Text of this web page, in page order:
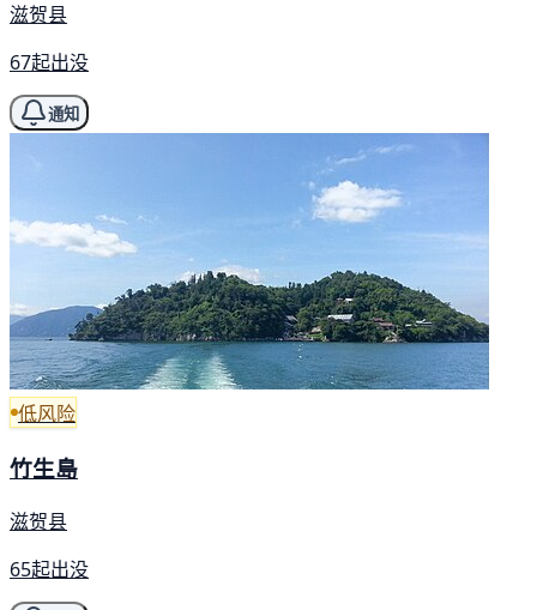
滋贺县
67起出没
通知
低风险
竹生島
滋贺县
65起出没